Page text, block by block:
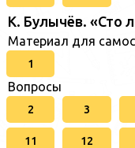
К. Булычёв. «Сто
Материал для
1
Вопросы
2 3
11 12